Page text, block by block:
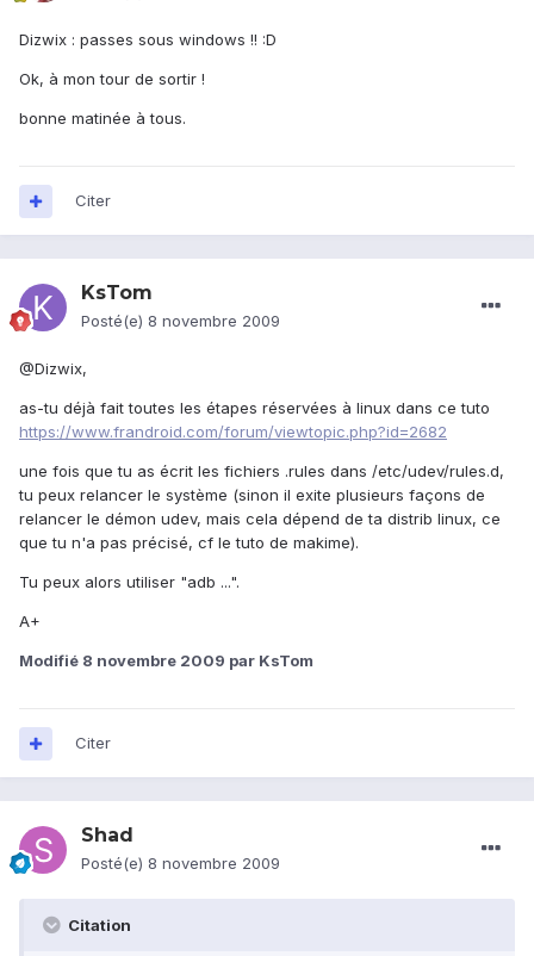
Dizwix : passes sous windows !! :D
Ok, à mon tour de sortir !
bonne matinée à tous.
Citer
KsTom
Posté(e) 8 novembre 2009
@Dizwix,
as-tu déjà fait toutes les étapes réservées à linux dans ce tuto
https://www.frandroid.com/forum/viewtopic.php?id=2682
une fois que tu as écrit les fichiers .rules dans /etc/udev/rules.d,
tu peux relancer le système (sinon il exite plusieurs façons de
relancer le démon udev, mais cela dépend de ta distrib linux, ce
que tu n'a pas précisé, cf le tuto de makime).
Tu peux alors utiliser "adb ...".
A+
Modifié 8 novembre 2009 par KsTom
Citer
Shad
Posté(e) 8 novembre 2009
Citation